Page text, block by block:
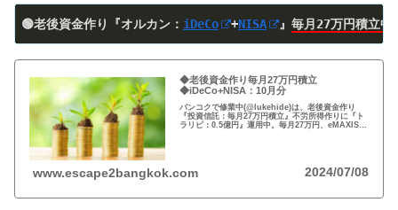
🟢老後資金作り『オルカン： iDeCo +NISA 』 毎月27万円積立中
◆老後資金作り毎月27万円積立
◆iDeCo+NISA：10月分
バンコクで修業中(@lukehide)は、老後資金作り
『投資信託：毎月27万円積立』不労所得作りに『ト
ラリピ：0.5億円』運用中。毎月27万円、eMAXIS
www.escape2bangkok.com 2024/07/08